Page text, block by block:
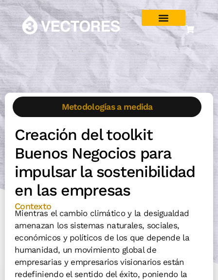
Metodologías a medida
Creación del toolkit
Buenos Negocios para
impulsar la sostenibilidad
en las empresas
Contexto
Mientras el cambio climático y la desigualdad
amenazan los sistemas naturales, sociales,
económicos y políticos de los que depende la
humanidad, un movimiento global de
empresarias y empresarios visionarios están
redefiniendo el sentido del éxito, poniendo la